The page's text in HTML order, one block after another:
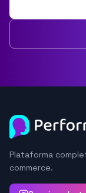
Plataforma
commerce.